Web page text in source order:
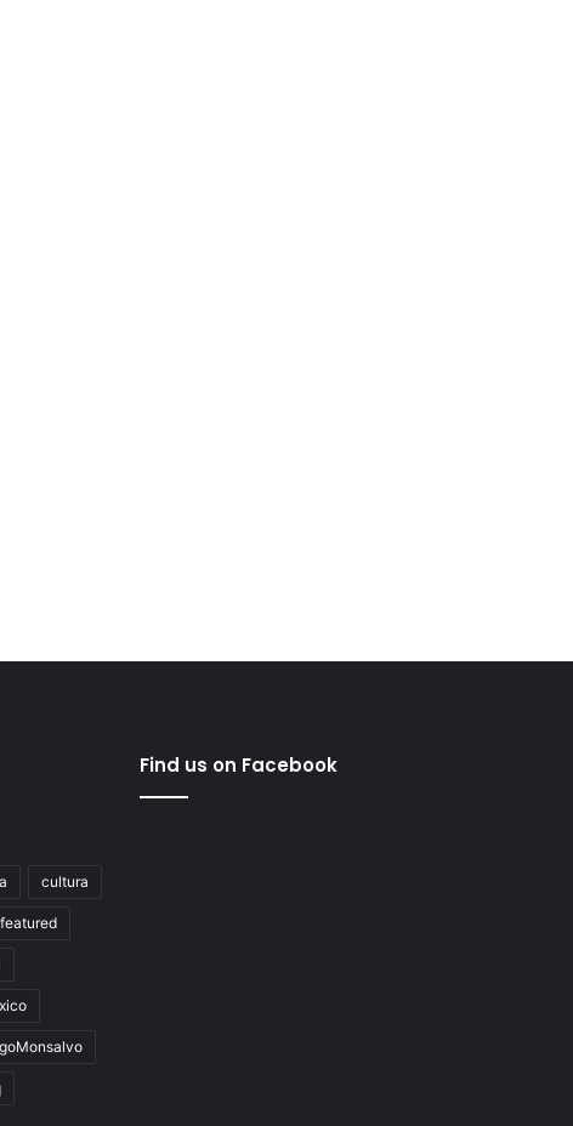
cultura
featured
Find us on Facebook